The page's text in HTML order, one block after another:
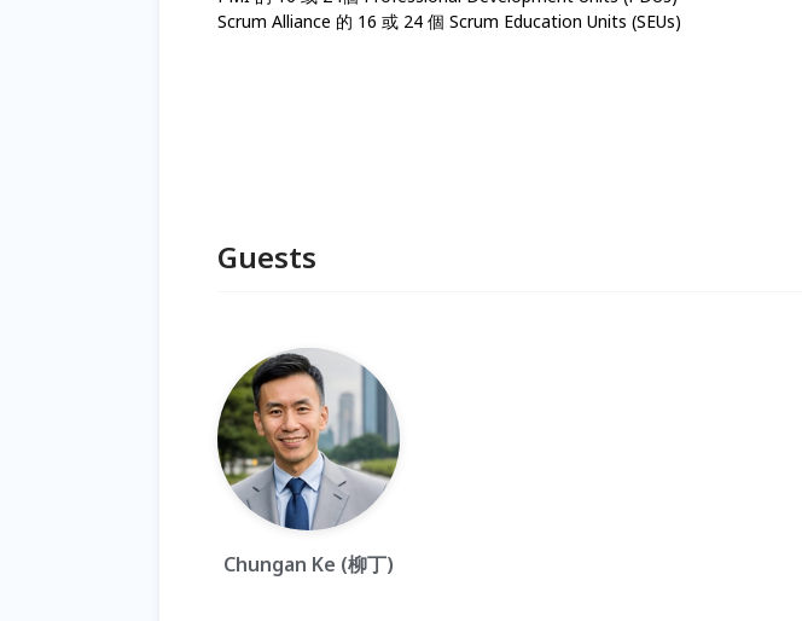
Scrum Alliance 的 16 或 24 個 Scrum Education Units (SEUs)
Guests
Chungan Ke (柳丁)